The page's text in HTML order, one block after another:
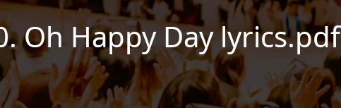
Oh Happy Day lyrics.pdf